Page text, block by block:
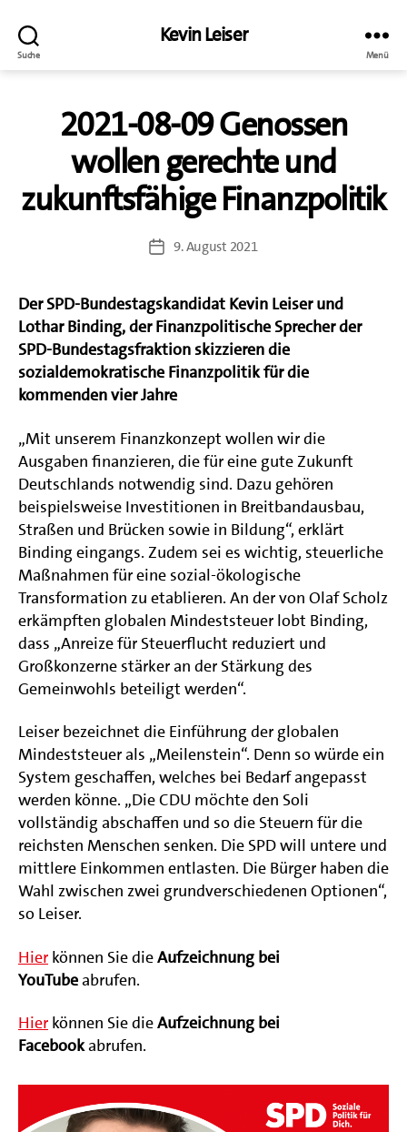
Suche
Kevin Leiser
Menü
2021-08-09 Genossen
wollen gerechte und
zukunftsfähige Finanzpolitik
Beitragsdatum
9. August 2021
Der SPD-Bundestagskandidat Kevin Leiser und
Lothar Binding, der Finanzpolitische Sprecher der
SPD-Bundestagsfraktion skizzieren die
sozialdemokratische Finanzpolitik für die
kommenden vier Jahre
„Mit unserem Finanzkonzept wollen wir die
Ausgaben finanzieren, die für eine gute Zukunft
Deutschlands notwendig sind. Dazu gehören
beispielsweise Investitionen in Breitbandausbau,
Straßen und Brücken sowie in Bildung“, erklärt
Binding eingangs. Zudem sei es wichtig, steuerliche
Maßnahmen für eine sozial-ökologische
Transformation zu etablieren. An der von Olaf Scholz
erkämpften globalen Mindeststeuer lobt Binding,
dass „Anreize für Steuerflucht reduziert und
Großkonzerne stärker an der Stärkung des
Gemeinwohls beteiligt werden“.
Leiser bezeichnet die Einführung der globalen
Mindeststeuer als „Meilenstein“. Denn so würde ein
System geschaffen, welches bei Bedarf angepasst
werden könne. „Die CDU möchte den Soli
vollständig abschaffen und so die Steuern für die
reichsten Menschen senken. Die SPD will untere und
mittlere Einkommen entlasten. Die Bürger haben die
Wahl zwischen zwei grundverschiedenen Optionen“,
so Leiser.
Hier können Sie dieAufzeichnung bei
YouTubeabrufen.
Hier können Sie dieAufzeichnung bei
Facebookabrufen.